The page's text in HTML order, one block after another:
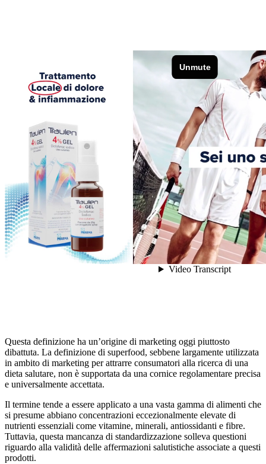
Questa definizione ha un’origine di marketing oggi piuttosto
dibattuta. La definizione di superfood, sebbene largamente utilizzata
in ambito di marketing per attrarre consumatori alla ricerca di una
dieta salutare, non è supportata da una cornice regolamentare precisa
e universalmente accettata.
Il termine tende a essere applicato a una vasta gamma di alimenti che
si presume abbiano concentrazioni eccezionalmente elevate di
nutrienti essenziali come vitamine, minerali, antiossidanti e fibre.
Tuttavia, questa mancanza di standardizzazione solleva questioni
riguardo alla validità delle affermazioni salutistiche associate a questi
prodotti.